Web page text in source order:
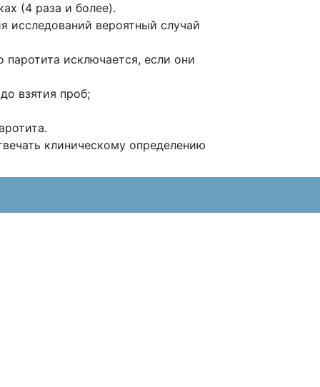
(4 раза и более).
вероятный случай
исключается, если они
взятия проб;
клиническому определению